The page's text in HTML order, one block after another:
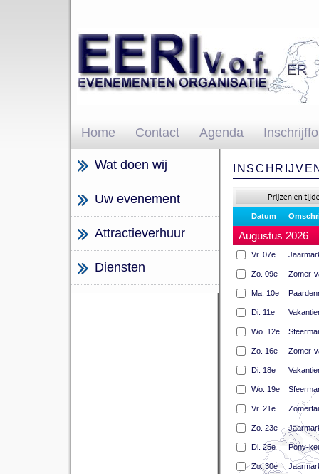
Home Contact Agenda
Wat doen wij
Uw evenement
Attractieverhuur
Diensten
Datum
Augustus 2026
Vr. 07e
Zo. 09e Zomer-
Ma. 10e
Di. 11e
Wo. 12e
Zo. 16e Zomer-
Di. 18e
Wo. 19e
Vr. 21e
Zo. 23e
Di. 25e Pony-
Zo. 30e